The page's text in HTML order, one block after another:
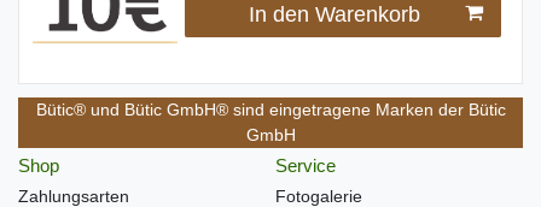
In den Warenkorb
Bütic® und Bütic GmbH® sind eingetragene Marken der Bütic
GmbH
Shop
Zahlungsarten
Service
Fotogalerie